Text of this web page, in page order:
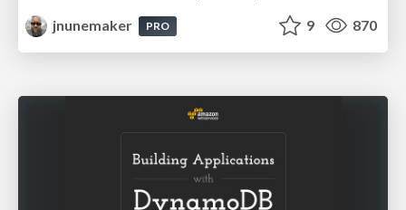
jnunemaker
PRO 9 870